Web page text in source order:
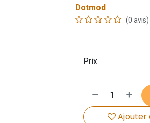
Dotmod
(0 avis)
Ajouter
Prix